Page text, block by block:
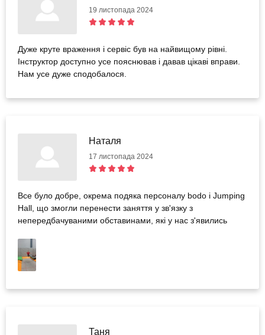
19 листопада 2024
Дуже круте враження і сервіс був на найвищому рівні.
Інструктор доступно усе пояснював і давав цікаві вправи.
Нам усе дуже сподобалося.
Наталя
17 листопада 2024
Все було добре, окрема подяка персоналу bodo і Jumping
Hall, що змогли перенести заняття у зв'язку з
непередбачуваними обставинами, які у нас з'явились
Таня